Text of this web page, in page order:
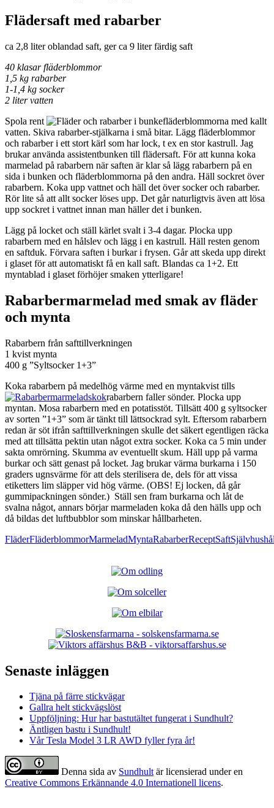
Flädersaft med rabarber
ca 2,8 liter oblandad saft, ger ca 9 liter färdig saft
40 klasar fläderblommor
1,5 kg rabarber
1-1,4 kg socker
2 liter vatten
Spola rent
fläderblommorna med kallt
vatten. Skiva rabarber-stjälkarna i små bitar. Lägg fläderblommor
och rabarber i ett stort kärl som har lock, t ex en stor kastrull. Jag
brukar använda assistentbunken till flädersaft. För att kunna koka
marmelad på rabarbern när saften är klar så lägg rabarbern på en
sida i bunken och fläderblommorna på den andra. Häll sockret över
rabarbern. Koka upp vattnet och häll det över socker och rabarber.
Rör lite så att allt socker löses upp. Det går naturligtvis även att lösa
upp sockret i vattnet innan man häller det i bunken.
Lägg på locket och ställ kärlet svalt i 3-4 dagar. Plocka upp
rabarbern med en hålslev och lägg i en kastrull. Häll resten genom
en saftduk. Förvara saften i burkar i frysen. Går att skeda upp direkt
i glaset för att automatiskt få en kall saft. Blandas ca 1+2. Ett
myntablad i glaset förhöjer smaken ytterligare!
Rabarbermarmelad med smak av fläder
och mynta
Rabarbern från safttillverkningen
1 kvist mynta
400 g ”Syltsocker 1+3”
Koka rabarbern på medelhög värme med en myntakvist tills
rabarbern faller sönder. Plocka upp
myntan. Mosa rabarbern med en potatisstöt. Tillsätt 400 g syltsocker
av sorten ”1+3” som är tänkt till lättsockrad sylt. Eftersom rabarbern
redan är söt ifrån safttillverkningen skulle det säkert egentligen räcka
med att tillsätta pektin utan något extra socker. Koka ca 5 min under
sakta omrörning. Skumma av eventuellt skum. Häll upp på varma
burkar och sätt genast på locket. Jag brukar värma burkarna i 150
graders ugnsvärme för att dels sterilisera de, dels för att vissa
etiketters lim släpper vid hög värme. (OBS! Ej locken, då går
gummipackningen sönder.) Ställ sen fram burkarna och låt de
svalna något, annars börjar marmeladen koka då den hälls upp och
då bildas det luftbubblor som minskar hållbarheten.
FläderFläderblommorMarmeladMyntaRabarberReceptSaft
Senaste inläggen
Tjäna på färre stickvägar
Gallra helt stickvägslöst
Uppföljning: Hur har bastutältet fungerat i Sundhult?
Äntligen bastu i Sundhult!
Vår Tesla Model 3 LR AWD fyller fyra år!
Denna sida av Sundhultär licensierad under en
Creative Commons Erkännande 4.0 Internationell licens.